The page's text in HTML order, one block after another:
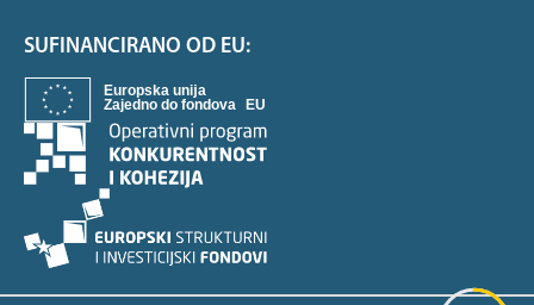
SUFINANCIRANO OD EU: